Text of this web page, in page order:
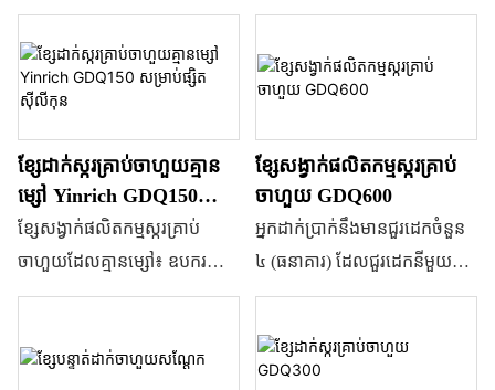
ផលិតស្ករគ្រាប់ការ៉ាជីណាន
ជែលលីនរឹង និងពាក់កណ្តាលរឹង។
ចក្រទំនើប និងបន្តសម្រាប់ធ្វើស្ករ
ដ្ឋានលើជែលលីន ឬ pectin (ស្ករ
ឧបករណ៍ដ៏ល្អមួយដែលអាចផលិត
ផលិតផលដែលមានគុណភាពល្អជា
មួយនឹងការសន្សំសំចៃទាំងកម្លាំង
មនុស្ស និងទំហំដែលប្រើប្រាស់។ វា
ធ្វើស្ករគ្រាប់ចាហួយពីរស្រទាប់
#ម៉ាស៊ីនធ្វើស្ករគ្រាប់ស្ករគ្រាប់
#ម៉ាស៊ីនដាក់ស្ករគ្រាប់ស្ករគ្រាប់
ខ្សែដាក់ស្ករគ្រាប់ចាហួយគ្មាន
ម្សៅ Yinrich GDQ150
សម្រាប់ផ្សិតស៊ីលីកុន
ខ្សែសង្វាក់ផលិតកម្មស្ករគ្រាប់
ចាហួយដែលគ្មានម្សៅ៖ ឧបករណ៍
ផលិតកម្មប្រកបដោយភាពច្នៃប្រឌិត
ម៉ាស៊ីនដាក់ចាហួយ Yinrich
ខ្សែសង្វាក់ផលិតកម្មស្ករគ្រាប់
ចាហួយ GDQ600
អ្នកដាក់ប្រាក់នឹងមានជួរដេកចំនួន
៤ (ធនាគារ) ដែលជួរដេកនីមួយៗ
មានធុងបូម និងបំពង់ចែកចាយដាច់
គ្រាប់ចាហួយរាងផ្សេងៗគ្នាចំនួន ៤